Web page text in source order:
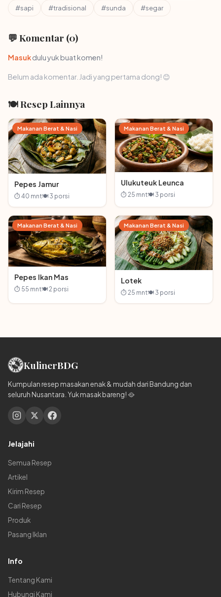
#sapi #tradisional #sunda #segar
💬 Komentar (0)
Masukdulu yuk buat komen!
Belum ada komentar. Jadi yang pertama dong! 😊
🍽 Resep Lainnya
Makanan Berat & Nasi
Pepes Jamur
⏱ 40 mnt🍽 3 porsi
Makanan Berat & Nasi
Ulukuteuk Leunca
⏱ 25 mnt🍽 3 porsi
Makanan Berat & Nasi
Pepes Ikan Mas
⏱ 55 mnt🍽 2 porsi
Makanan Berat & Nasi
Lotek
⏱ 25 mnt🍽 3 porsi
KulinerBDG
Kumpulan resep masakan enak & mudah dari Bandung dan
seluruh Nusantara. Yuk masak bareng! 🥘
Jelajahi
Semua Resep
Artikel
Kirim Resep
Cari Resep
Produk
Pasang Iklan
Info
Tentang Kami
Hubungi Kami